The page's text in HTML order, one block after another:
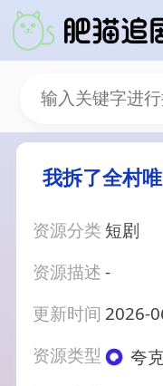
我拆了全村
资源分类 短剧
资源描述-
更新时间 2026-
资源类型
夸